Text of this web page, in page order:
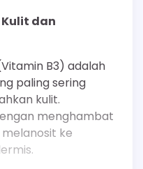
dan
B3) adalah
paling sering
kulit.
menghambat
ke